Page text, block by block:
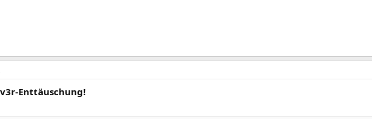
Enttäuschung!